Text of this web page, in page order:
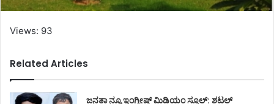
Views: 93
Related Articles
ಜನತಾ ನ್ಯೂ ಇಂಗ್ಲೀಷ್ ಮಿಡಿಯಂ ಸ್ಕೂಲ್: ಶಟಲ್